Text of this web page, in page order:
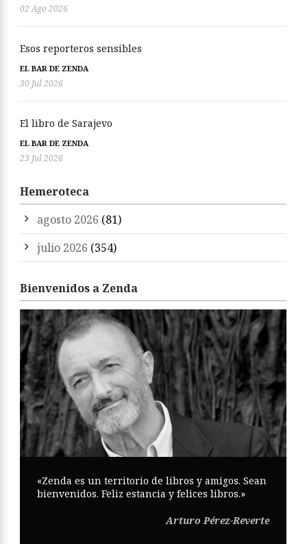
02 Ago 2026
Esos reporteros sensibles
EL BAR DE ZENDA
30 Jul 2026
El libro de Sarajevo
EL BAR DE ZENDA
23 Jul 2026
Hemeroteca
agosto 2026 (81)
julio 2026 (354)
Bienvenidos a Zenda
«Zenda es un territorio de libros y amigos. Sean
bienvenidos. Feliz estancia y felices libros.»
Arturo Pérez-Reverte